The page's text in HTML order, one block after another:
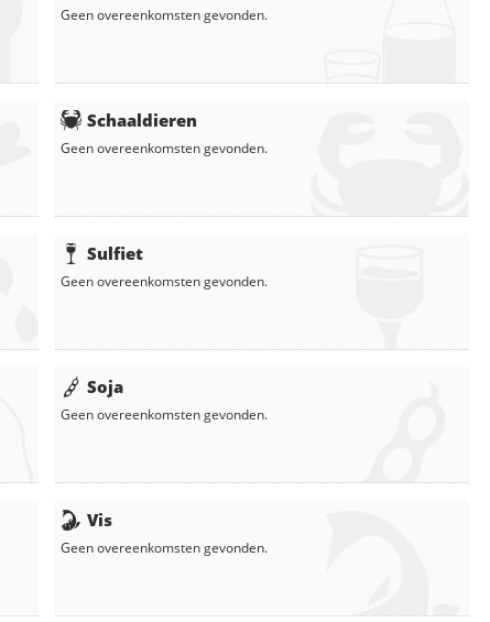
Geen overeenkomsten gevonden.
Schaaldieren
Geen overeenkomsten gevonden.
Sulfiet
Geen overeenkomsten gevonden.
Soja
Geen overeenkomsten gevonden.
Vis
Geen overeenkomsten gevonden.